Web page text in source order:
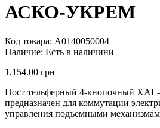
АСКО-УКРЕМ
Код товара: A0140050004
Наличие: Есть в наличини
1,154.00 грн
Пост тельферный 4-кнопочный
предназначен для коммутации
управления подъемными